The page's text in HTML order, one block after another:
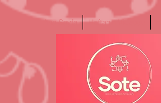
Ana Sayfa Haftanın Videosu